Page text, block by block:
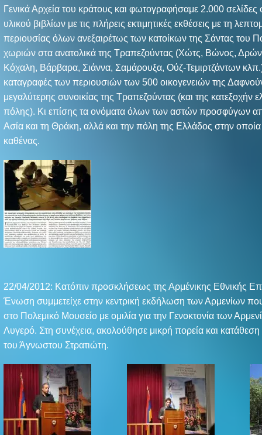
Γενικά Αρχεία του κράτους και φωτογραφήσαμε 2.000 σελίδες
υλικού βιβλίων με τις πλήρεις εκτιμητικές εκθέσεις με τη
περιουσίας όλων ανεξαιρέτως των κατοίκων της Σάντας του
χωριών στα ανατολικά της Τραπεζούντας (Χώτς, Βώνος,
Κόχαλη, Βάρβαρα, Σιάννα, Σαμάρουξα, Ούζ-Τεμιρτζάντων
καταγραφές των περιουσιών των 500 οικογενειών της
μεγαλύτερης συνοικίας της Τραπεζούντας (και της κατεξοχήν
πόλης). Κι επίσης τα ονόματα όλων των αστών προσφύγων
Ασία και τη Θράκη, αλλά και την πόλη της Ελλάδος στην
καθένας.
22/04/2012: Κατόπιν προσκλήσεως της Αρμένικης Εθνικής
Ένωση συμμετείχε στην κεντρική εκδήλωση των Αρμενίων
στο Πολεμικό Μουσείο με ομιλία για την Γενοκτονία των
Λυγερό. Στη συνέχεια, ακολούθησε μικρή πορεία και
του Άγνωστου Στρατιώτη.